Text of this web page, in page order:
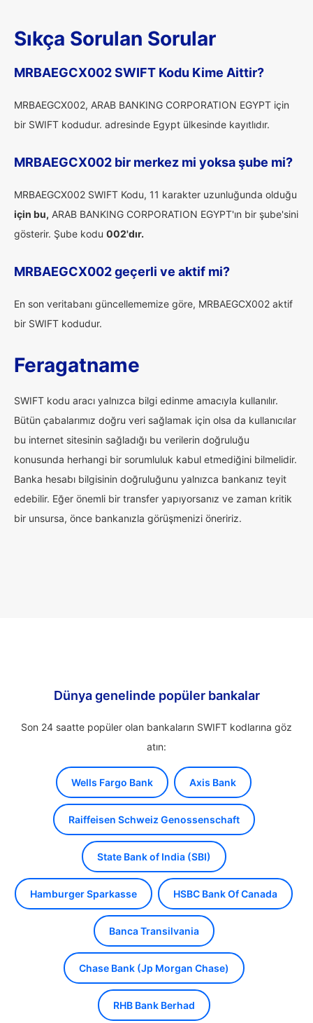
Sıkça Sorulan Sorular
MRBAEGCX002 SWIFT Kodu Kime Aittir?
MRBAEGCX002, ARAB BANKING CORPORATION EGYPT için
bir SWIFT kodudur. adresinde Egypt ülkesinde kayıtlıdır.
MRBAEGCX002 bir merkez mi yoksa şube mi?
MRBAEGCX002 SWIFT Kodu, 11 karakter uzunluğunda olduğu
için bu, ARAB BANKING CORPORATION EGYPT'ın bir şube'sini
gösterir. Şube kodu 002'dır.
MRBAEGCX002 geçerli ve aktif mi?
En son veritabanı güncellememize göre, MRBAEGCX002 aktif
bir SWIFT kodudur.
Feragatname
SWIFT kodu aracı yalnızca bilgi edinme amacıyla kullanılır.
Bütün çabalarımız doğru veri sağlamak için olsa da kullanıcılar
bu internet sitesinin sağladığı bu verilerin doğruluğu
konusunda herhangi bir sorumluluk kabul etmediğini bilmelidir.
Banka hesabı bilgisinin doğruluğunu yalnızca bankanız teyit
edebilir. Eğer önemli bir transfer yapıyorsanız ve zaman kritik
bir unsursa, önce bankanızla görüşmenizi öneririz.
Dünya genelinde popüler bankalar
Son 24 saatte popüler olan bankaların SWIFT kodlarına göz
atın:
Wells Fargo Bank Axis Bank
Raiffeisen Schweiz Genossenschaft
State Bank of India (SBI)
Hamburger Sparkasse HSBC Bank Of Canada
Banca Transilvania
Chase Bank (Jp Morgan Chase)
RHB Bank Berhad